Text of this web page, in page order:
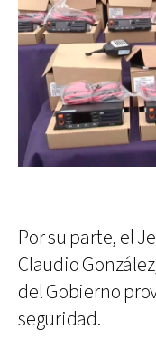
Por su parte, el
Claudio
del Gobierno
seguridad.